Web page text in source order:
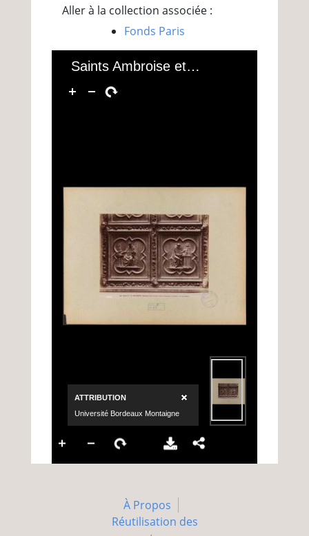
Aller à la collection associée :
Fonds Paris
À Propos
Réutilisation des